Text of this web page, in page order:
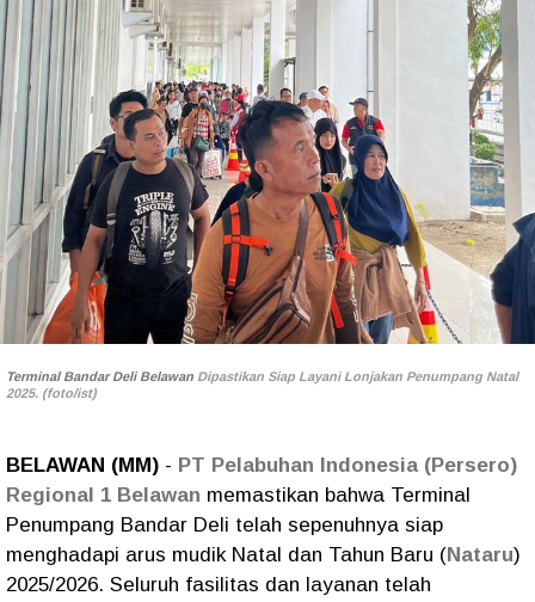
Terminal Bandar Deli Belawan Dipastikan Siap Layani Lonjakan Penumpang Natal
2025. (foto/ist)
BELAWAN (MM) - PT Pelabuhan Indonesia (Persero)
Regional 1 Belawan memastikan bahwa Terminal
Penumpang Bandar Deli telah sepenuhnya siap
menghadapi arus mudik Natal dan Tahun Baru (Nataru)
2025/2026. Seluruh fasilitas dan layanan telah